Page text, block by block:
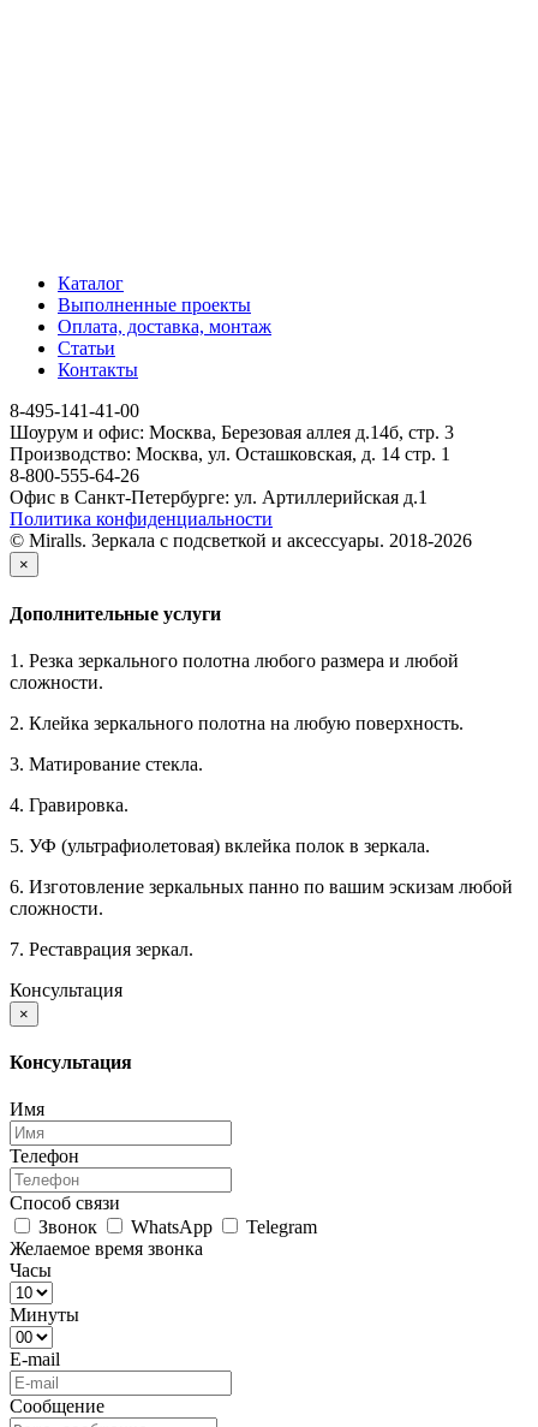
Каталог
Выполненные проекты
Оплата, доставка, монтаж
Статьи
Контакты
8-495-141-41-00
Шоурум и офис: Москва, Березовая аллея д.14б, стр. 3
Производство: Москва, ул. Осташковская, д. 14 стр. 1
8-800-555-64-26
Офис в Санкт-Петербурге: ул. Артиллерийская д.1
Политика конфиденциальности
© Miralls. Зеркала с подсветкой и аксессуары. 2018-2026
×
Дополнительные услуги
1. Резка зеркального полотна любого размера и любой
сложности.
2. Клейка зеркального полотна на любую поверхность.
3. Матирование стекла.
4. Гравировка.
5. УФ (ультрафиолетовая) вклейка полок в зеркала.
6. Изготовление зеркальных панно по вашим эскизам любой
сложности.
7. Реставрация зеркал.
Консультация
×
Консультация
Имя
Телефон
Способ связи
Звонок
WhatsApp
Telegram
Желаемое время звонка
Часы
Минуты
E-mail
Сообщение